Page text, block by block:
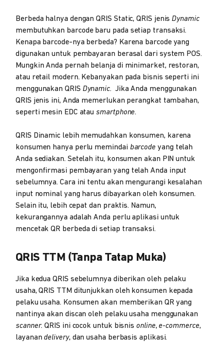
Berbeda halnya dengan QRIS Static, QRIS jenisDynamic
membutuhkan barcode baru pada setiap transaksi.
Kenapa barcode-nya berbeda? Karena barcode yang
digunakan untuk pembayaran berasal dari system POS.
Mungkin Anda pernah belanja di minimarket, restoran,
atau retail modern. Kebanyakan pada bisnis seperti ini
menggunakan QRIS Dynamic. Jika Anda menggunakan
QRIS jenis ini, Anda memerlukan perangkat tambahan,
seperti mesin EDC atau smartphone.
QRIS Dinamic lebih memudahkan konsumen, karena
konsumen hanya perlu memindai barcode yang telah
Anda sediakan. Setelah itu, konsumen akan PIN untuk
mengonfirmasi pembayaran yang telah Anda input
sebelumnya. Cara ini tentu akan mengurangi kesalahan
input nominal yang harus dibayarkan oleh konsumen.
Selain itu, lebih cepat dan praktis. Namun,
kekurangannya adalah Anda perlu aplikasi untuk
mencetak QR berbeda di setiap transaksi.
QRIS TTM (Tanpa Tatap Muka)
Jika kedua QRIS sebelumnya diberikan oleh pelaku
usaha, QRIS TTM ditunjukkan oleh konsumen kepada
pelaku usaha. Konsumen akan memberikan QR yang
nantinya akan discan oleh pelaku usaha menggunakan
scanner. QRIS ini cocok untuk bisnisonline,e-commerce,
layanandelivery, dan usaha berbasis aplikasi.